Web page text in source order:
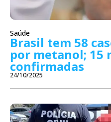
Saúde
Brasil tem 58
por metanol; 15
confirmadas
24/10/2025